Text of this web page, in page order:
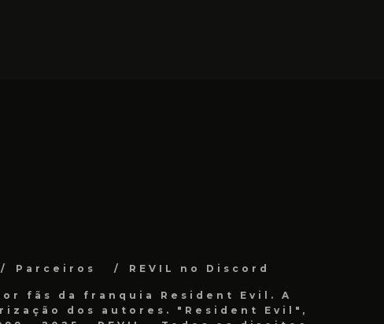
Parceiros REVIL no Discord
fãs da franquia Resident Evil. A
dos autores. "Resident Evil",